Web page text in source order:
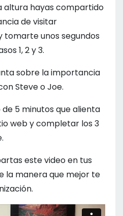
altura hayas compartido
de visitar
tomarte unos segundos
1, 2 y 3.
sobre la importancia
Steve o Joe.
5 minutos que alienta
web y completar los 3
este video en tus
la manera que mejor te